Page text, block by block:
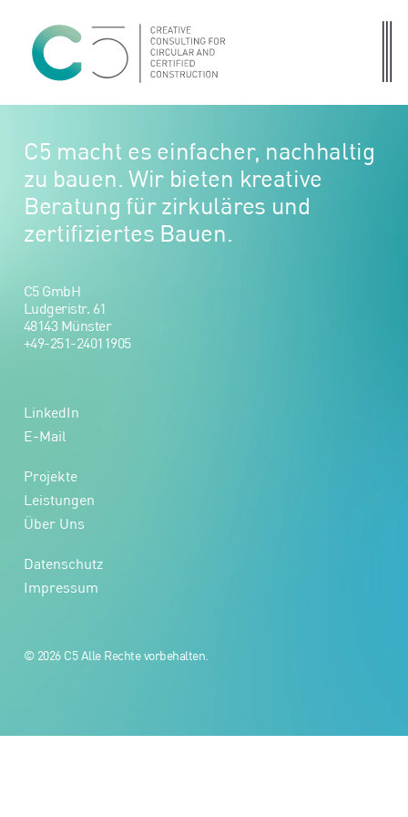
C5 macht es einfacher, nachhaltig
zu bauen. Wir bieten kreative
Beratung für zirkuläres und
zertifiziertes Bauen.
C5 GmbH
Ludgeristr. 61
48143 Münster
+49-251-24011905
© 2026 C5 Alle Rechte vorbehalten.
Projekte
Leistungen
Über Uns
Datenschutz
Impressum
LinkedIn
E-Mail